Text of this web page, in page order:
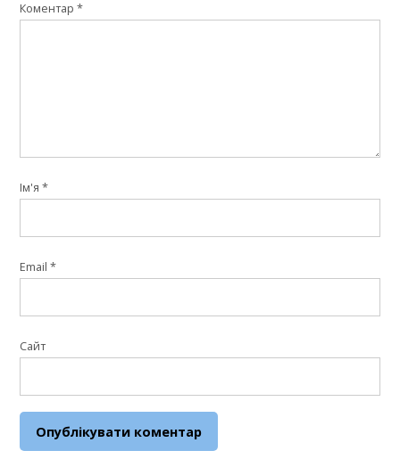
Коментар*
Ім'я*
Email*
Сайт